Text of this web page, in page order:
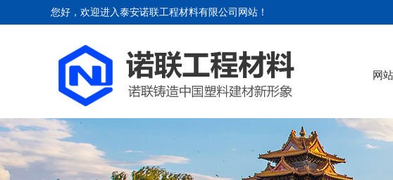
您好，欢迎进入泰安诺联工程材料有限公司网站！
网